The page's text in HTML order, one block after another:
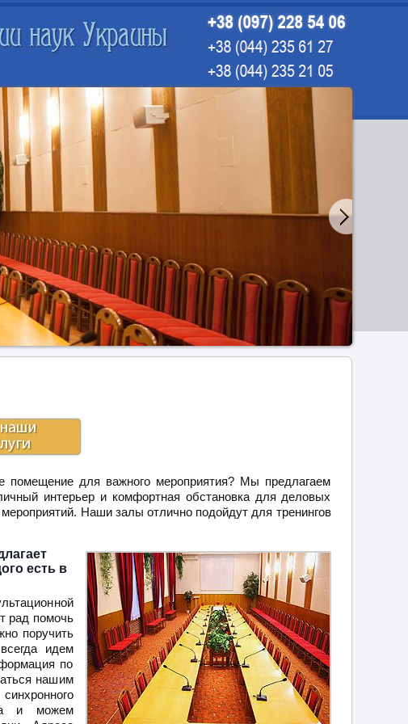
помещение для важного мероприятия? Мы предлагаем
интерьер и комфортная обстановка для деловых
Наши залы отлично подойдут для тренингов
есть в
рад помочь
поручить
идем
по
нашим
и можем